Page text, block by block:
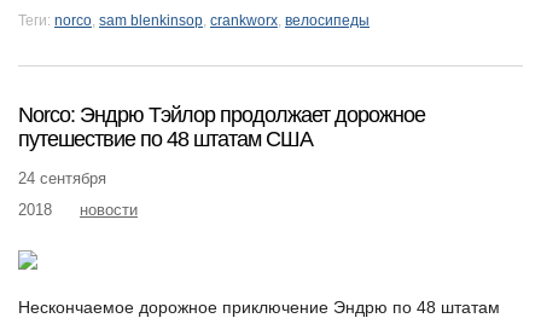
Теги: norco, sam blenkinsop, crankworx, велосипеды
Norco: Эндрю Тэйлор продолжает дорожное
путешествие по 48 штатам США
24 сентября
2018
новости
Нескончаемое дорожное приключение Эндрю по 48 штатам